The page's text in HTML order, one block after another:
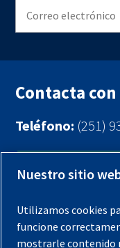
Contacta
Teléfono: (251)
Contáctenos
Registra tu compresor
Aviso legal
Nuestro sitio
Utilizamos cookies
funcione
mostrarle contenido